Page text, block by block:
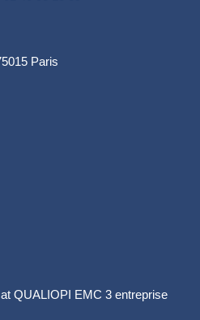
Paris
QUALIOPI EMC 3 entreprise